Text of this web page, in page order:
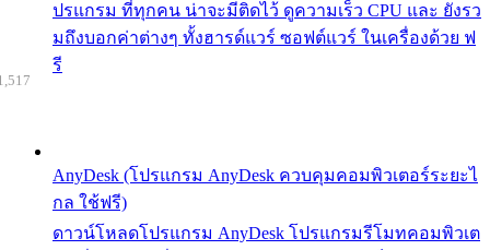
ปรแกรม ที่ทุกคน น่าจะมีติดไว้ ดูความเร็ว CPU และ ยังรว
มถึงบอกค่าต่างๆ ทั้งฮารด์แวร์ ซอฟต์แวร์ ในเครื่องด้วย ฟ
รี
AnyDesk (โปรแกรม AnyDesk ควบคุมคอมพิวเตอร์ระยะไ
กล ใช้ฟรี)
ดาวน์โหลดโปรแกรม AnyDesk โปรแกรมรีโมทคอมพิวเต